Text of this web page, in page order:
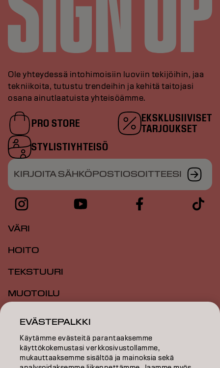
Ole yhteydessä intohimoisiin luoviin tekijöihin, jaa
tekniikoita, tutustu trendeihin ja kehitä taitojasi
osana ainutlaatuista yhteisöämme.
PRO STORE
EKSKLUSIIVISET
TARJOUKSET
STYLISTIYHTEISÖ
KIRJOITA SÄHKÖPOSTIOSOITTEESI
VÄRI
HOITO
TEKSTUURI
MUOTOILU
INSPIRAATIO
KOULUTUS
TIETOA MEISTÄ
EVÄSTEPALKKI
Käytämme evästeitä parantaaksemme
käyttökokemustasi verkkosivustollamme,
mukauttaaksemme sisältöä ja mainoksia sekä